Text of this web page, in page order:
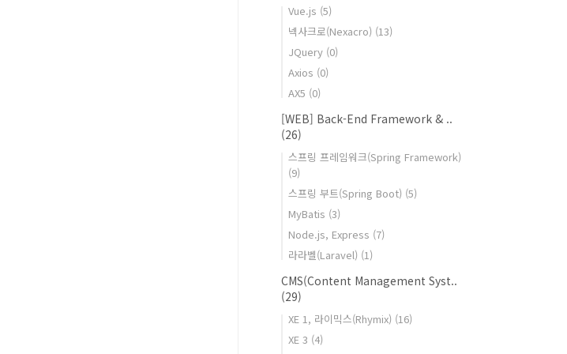
Vue.js (5)
넥사크로(Nexacro) (13)
JQuery (0)
Axios (0)
AX5 (0)
[WEB] Back-End Framework & ..
(26)
스프링 프레임워크(Spring Framework)
(9)
스프링 부트(Spring Boot) (5)
MyBatis (3)
Node.js, Express (7)
라라벨(Laravel) (1)
CMS(Content Management Syst..
(29)
XE 1, 라이믹스(Rhymix) (16)
XE 3 (4)